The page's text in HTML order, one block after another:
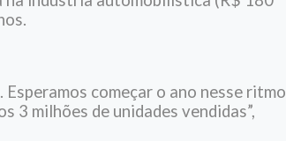
começar o ano nesse ritmo
3 milhões de unidades vendidas”,